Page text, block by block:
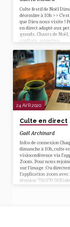
Culte festif de Noël
décembre à 10h >>
que Dieu nous visite !
en direct adapté aux
grands. Chants de Noël,
confinée, scénettes,
sanitaire n’entame pas
la venue de Jésus !
direct, cliquez sur ce
directement sur
avec le code réunion 756
secret de la réunion =
Noël Jeudi 24
24 AVR 2020
Culte en direct
Gaël Archinard
Infos de connexion
dimanche à 10h, culte
visioconférence via
Zoom. Pour nous
sur l’image :Ou
l’application zoom avec
réunion 756 070